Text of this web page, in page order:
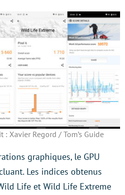
Xavier Regord / Tom’s Guide
graphiques, le GPU
Les indices obtenus
Life et Wild Life Extreme